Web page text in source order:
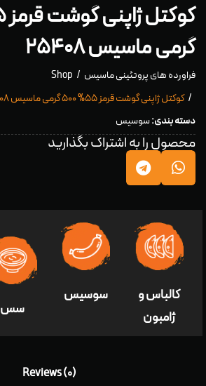
گرمی ماسیس ۲۵۴۰۸
فراورده های پروتئینی ماسیس
Shop
کوکتل ژاپنی گوشت قرمز ۵۵% ۵۰۰ گرمی ماسیس ۲۵۴۰۸
دسته بندی:سوسیس
محصول را به اشتراک بگذارید
کالباس و
ژامبون
سوسیس
سس
Reviews (0)